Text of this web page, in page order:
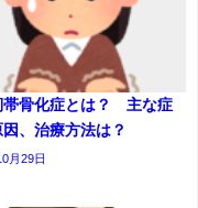
帯骨化症とは？ 主な症
、治療方法は？
月29日